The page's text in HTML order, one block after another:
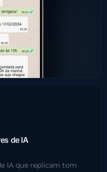
de IA
IA que replicam tom